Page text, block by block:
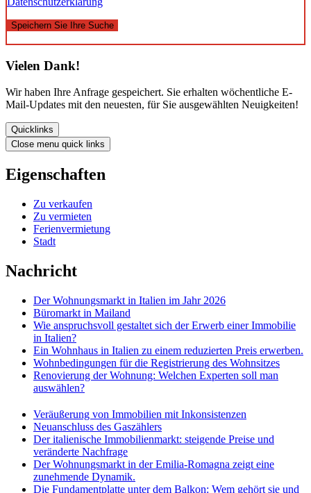
Speichern Sie Ihre Suche
Vielen Dank!
Wir haben Ihre Anfrage gespeichert. Sie erhalten wöchentliche E-
Mail-Updates mit den neuesten, für Sie ausgewählten Neuigkeiten!
Quicklinks
Close menu quick links
Eigenschaften
Zu verkaufen
Zu vermieten
Ferienvermietung
Stadt
Nachricht
Der Wohnungsmarkt in Italien im Jahr 2026
Büromarkt in Mailand
Wie anspruchsvoll gestaltet sich der Erwerb einer Immobilie
in Italien?
Ein Wohnhaus in Italien zu einem reduzierten Preis erwerben.
Wohnbedingungen für die Registrierung des Wohnsitzes
Renovierung der Wohnung: Welchen Experten soll man
auswählen?
Veräußerung von Immobilien mit Inkonsistenzen
Neuanschluss des Gaszählers
Der italienische Immobilienmarkt: steigende Preise und
veränderte Nachfrage
Der Wohnungsmarkt in der Emilia-Romagna zeigt eine
zunehmende Dynamik.
Die Fundamentplatte unter dem Balkon: Wem gehört sie und